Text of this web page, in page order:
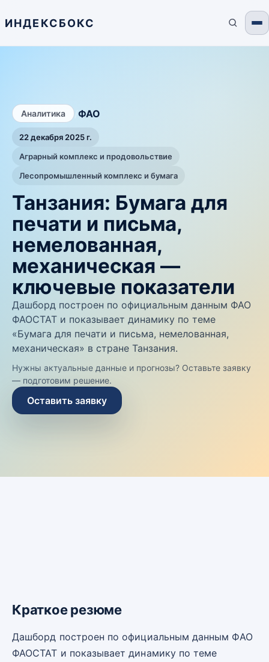
ИНДЕКСБОКС
Аналитика ФАО
22 декабря 2025 г.
Аграрный комплекс и продовольствие
Лесопромышленный комплекс и бумага
Танзания: Бумага для
печати и письма,
немелованная,
механическая —
ключевые показатели
Дашборд построен по официальным данным ФАО
ФАОСТАТ и показывает динамику по теме
«Бумага для печати и письма, немелованная,
механическая» в стране Танзания.
Нужны актуальные данные и прогнозы? Оставьте заявку
— подготовим решение.
Оставить заявку
Краткое резюме
Дашборд построен по официальным данным ФАО
ФАОСТАТ и показывает динамику по теме